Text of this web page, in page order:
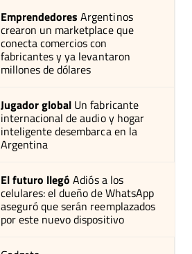
Emprendedores Argentinos
crearon un marketplace que
conecta comercios con
fabricantes y ya levantaron
millones de dólares
Jugador global Un fabricante
internacional de audio y hogar
inteligente desembarca en la
Argentina
El futuro llegó Adiós a los
celulares: el dueño de WhatsApp
aseguró que serán reemplazados
por este nuevo dispositivo